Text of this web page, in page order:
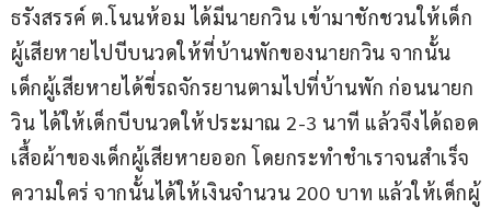
ธรังสรรค์ ต.โนนห้อม ได้มีนายกวิน เข้ามาชักชวนให้เด็ก
ผู้เสียหายไปบีบนวดให้ที่บ้านพักของนายกวิน จากนั้น
เด็กผู้เสียหายได้ขี่รถจักรยานตามไปที่บ้านพัก ก่อนนายก
วิน ได้ให้เด็กบีบนวดให้ประมาณ 2-3 นาที แล้วจึงได้ถอด
เสื้อผ้าของเด็กผู้เสียหายออก โดยกระทำชำเราจนสำเร็จ
ความใคร่ จากนั้นได้ให้เงินจำนวน 200 บาท แล้วให้เด็กผู้